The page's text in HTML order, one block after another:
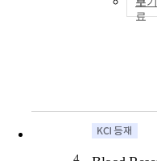
donor
children with
ALL are